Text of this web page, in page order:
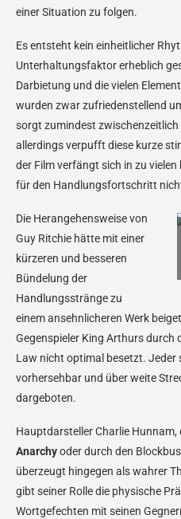
einer Situation zu folgen.
Es entsteht kein einheitlicher
Unterhaltungsfaktor erheblich
Darbietung und die vielen
wurden zwar zufriedenstellend
sorgt zumindest
allerdings verpufft diese kurze
der Film verfängt sich in zu
für den Handlungsfortschritt
Die Herangehensweise von
Guy Ritchie hätte mit einer
kürzeren und besseren
Bündelung der
Handlungsstränge zu
einem ansehnlicheren Werk
Gegenspieler King Arthurs durch
Law nicht optimal besetzt. Jeder
vorhersehbar und über weite
dargeboten.
Hauptdarsteller Charlie Hunnam,
Anarchyoder durch den
überzeugt hingegen als wahrer
gibt seiner Rolle die physische
Wortgefechten mit seinen